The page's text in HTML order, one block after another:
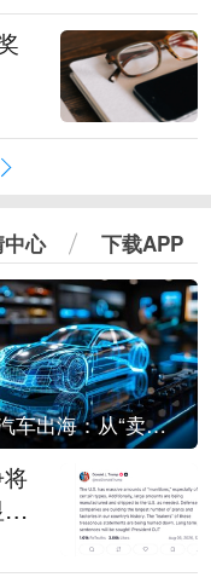
心 下载APP
中国汽车出海：从“卖出去”到“走进去”